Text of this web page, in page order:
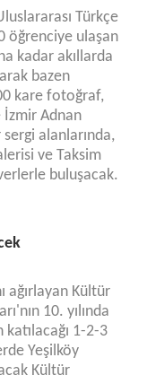
Türkçe
öğrenciye ulaşan
kadar akıllarda
bazen
kare fotoğraf,
İzmir Adnan
alanlarında,
ve Taksim
buluşacak.
ağırlayan Kültür
10. yılında
1-2-3
Yeşilköy
Kültür